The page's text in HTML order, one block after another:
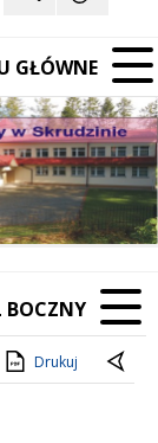
GŁÓWNE
BOCZNY
Drukuj